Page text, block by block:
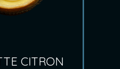
CITRON